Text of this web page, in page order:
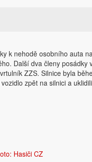
k nehodě osobního auta
Další dva členy posádky
ZZS. Silnice byla
zpět na silnici a
Hasiči CZ